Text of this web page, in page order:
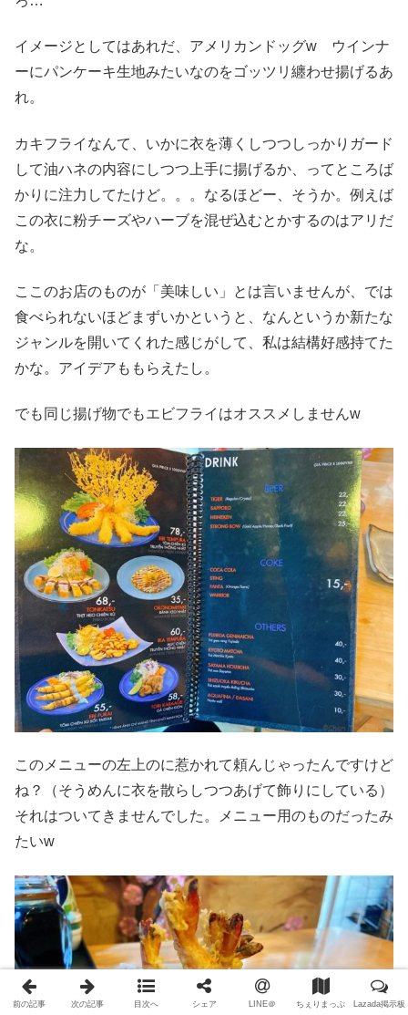
イメージとしてはあれだ、アメリカンドッグw ウインナ
ーにパンケーキ生地みたいなのをゴッツリ纏わせ揚げるあ
れ。
カキフライなんて、いかに衣を薄くしつつしっかりガード
して油ハネの内容にしつつ上手に揚げるか、ってところば
かりに注力してたけど。。。なるほどー、そうか。例えば
この衣に粉チーズやハーブを混ぜ込むとかするのはアリだ
な。
ここのお店のものが「美味しい」とは言いませんが、では
食べられないほどまずいかというと、なんというか新たな
ジャンルを開いてくれた感じがして、私は結構好感持てた
かな。アイデアももらえたし。
でも同じ揚げ物でもエビフライはオススメしませんw
このメニューの左上のに惹かれて頼んじゃったんですけど
ね？（そうめんに衣を散らしつつあげて飾りにしている）
それはついてきませんでした。メニュー用のものだったみ
たいw
前の記事 次の記事 目次へ シェア LINE＠ ちぇりまっぷ Lazada掲示板